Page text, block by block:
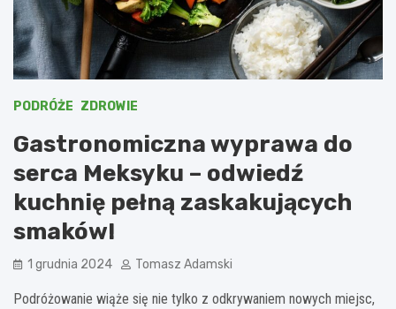
PODRÓŻE ZDROWIE
Gastronomiczna wyprawa do
serca Meksyku – odwiedź
kuchnię pełną zaskakujących
smaków!
1 grudnia 2024 Tomasz Adamski
Podróżowanie wiąże się nie tylko z odkrywaniem nowych miejsc,